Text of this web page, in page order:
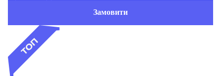
Замовити